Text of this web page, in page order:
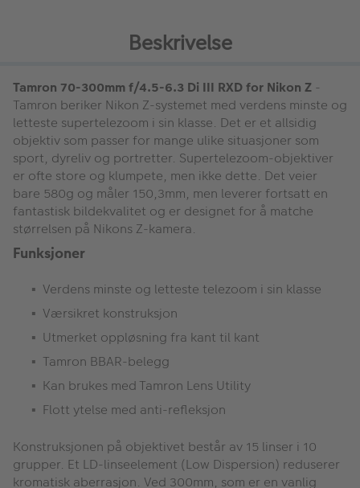
Beskrivelse
Tamron 70-300mm f/4.5-6.3 Di III RXD for Nikon Z -
Tamron beriker Nikon Z-systemet med verdens minste og
letteste supertelezoom i sin klasse. Det er et allsidig
objektiv som passer for mange ulike situasjoner som
sport, dyreliv og portretter. Supertelezoom-objektiver
er ofte store og klumpete, men ikke dette. Det veier
bare 580g og måler 150,3mm, men leverer fortsatt en
fantastisk bildekvalitet og er designet for å matche
størrelsen på Nikons Z-kamera.
Funksjoner
Verdens minste og letteste telezoom i sin klasse
Værsikret konstruksjon
Utmerket oppløsning fra kant til kant
Tamron BBAR-belegg
Kan brukes med Tamron Lens Utility
Flott ytelse med anti-refleksjon
Konstruksjonen på objektivet består av 15 linser i 10
grupper. Et LD-linseelement (Low Dispersion) reduserer
kromatisk aberrasjon. Ved 300mm, som er en vanlig